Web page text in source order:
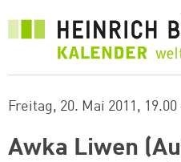
Freitag, 20. Mai 2011
Awka Liwen